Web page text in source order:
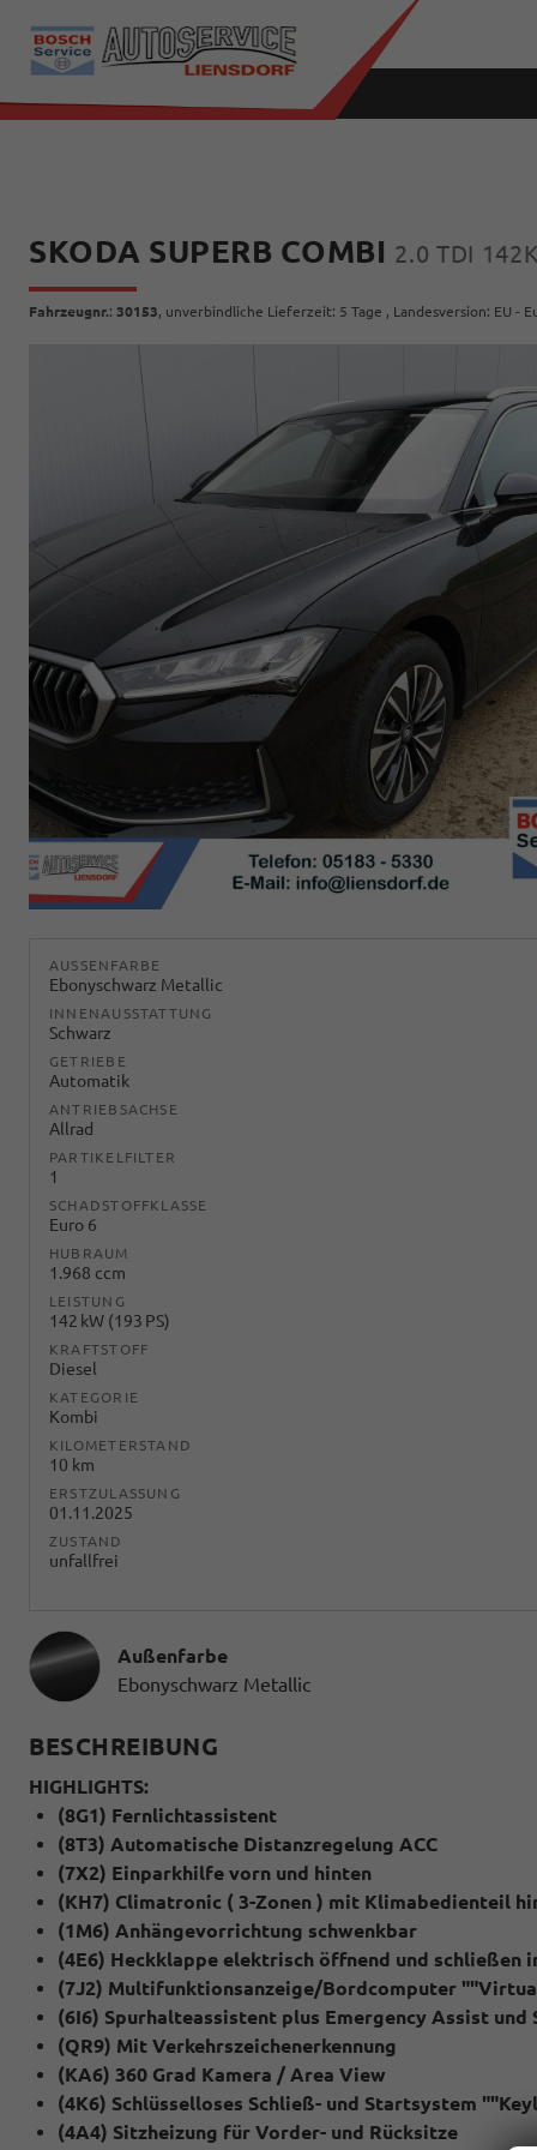
SKODA SUPERB COMBI 2.0 TDI
Fahrzeugnr.: 30153, unverbindliche Lieferzeit: 5 Tage , Landesversion: EU -
AUSSENFARBE
Ebonyschwarz Metallic
INNENAUSSTATTUNG
Schwarz
GETRIEBE
Automatik
ANTRIEBSACHSE
Allrad
PARTIKELFILTER
1
SCHADSTOFFKLASSE
Euro 6
HUBRAUM
1.968 ccm
LEISTUNG
142 kW (193 PS)
KRAFTSTOFF
Diesel
KATEGORIE
Kombi
KILOMETERSTAND
10 km
ERSTZULASSUNG
01.11.2025
ZUSTAND
unfallfrei
Außenfarbe
Ebonyschwarz Metallic
BESCHREIBUNG
HIGHLIGHTS:
(8G1) Fernlichtassistent
(8T3) Automatische Distanzregelung ACC
(7X2) Einparkhilfe vorn und hinten
(KH7) Climatronic ( 3-Zonen ) mit Klimabedienteil
(1M6) Anhängevorrichtung schwenkbar
(4E6) Heckklappe elektrisch öffnend und schließen
(7J2) Multifunktionsanzeige/Bordcomputer
(6I6) Spurhalteassistent plus Emergency Assist und
(QR9) Mit Verkehrszeichenerkennung
(KA6) 360 Grad Kamera / Area View
(4K6) Schlüsselloses Schließ- und Startsystem
(4A4) Sitzheizung für Vorder- und Rücksitze